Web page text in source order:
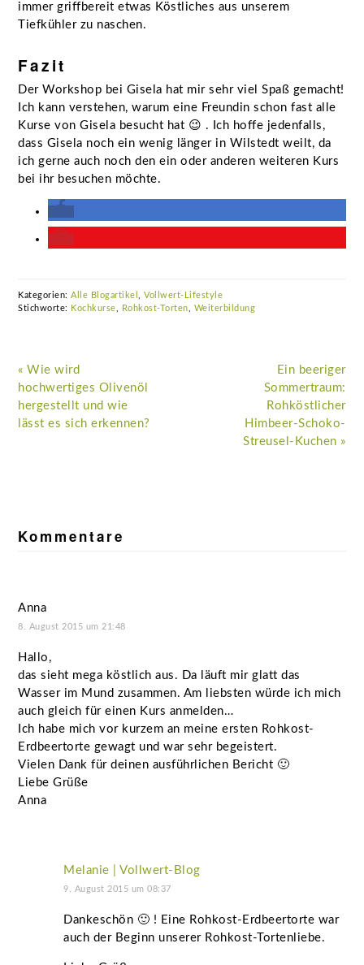
immer griffbereit etwas Köstliches aus unserem
Tiefkühler zu naschen.
Fazit
Der Workshop bei Gisela hat mir sehr viel Spaß gemacht!
Ich kann verstehen, warum eine Freundin schon fast alle
Kurse von Gisela besucht hat 😉 . Ich hoffe jedenfalls,
dass Gisela noch ein wenig länger in Wilstedt weilt, da
ich gerne auch noch den ein oder anderen weiteren Kurs
bei ihr besuchen möchte.
Kategorien:Alle Blogartikel ,Vollwert-Lifestyle
Stichworte:
Kochkurse Rohkost-Torten Weiterbildung
Vorheriger
Beitrag:
« Wie wird
hochwertiges Olivenöl
hergestellt und wie
lässt es sich erkennen?
Nächster
Beitrag:
Ein beeriger
Sommertraum:
Rohköstlicher
Himbeer-Schoko-
Streusel-Kuchen »
Kommentare
Anna
8. August 2015 um 21:48
Hallo,
das sieht mega köstlich aus. Da läuft mir glatt das
Wasser im Mund zusammen. Am liebsten würde ich mich
auch gleich für einen Kurs anmelden…
Ich habe mich vor kurzem an meine ersten Rohkost-
Erdbeertorte gewagt und war sehr begeistert.
Vielen Dank für deinen ausführlichen Bericht 🙂
Liebe Grüße
Anna
Melanie | Vollwert-Blog
9. August 2015 um 08:37
Dankeschön 🙂 ! Eine Rohkost-Erdbeertorte war
auch der Beginn unserer Rohkost-Tortenliebe.